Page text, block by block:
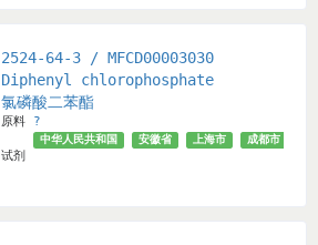
2524-64-3 / MFCD00003030
Diphenyl chlorophosphate
氯磷酸二苯酯
原料 ?
试剂
中华人民共和国 安徽省 上海市 成都市